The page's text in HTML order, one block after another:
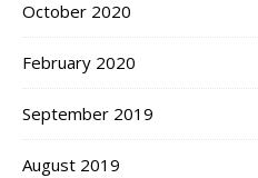
October 2020
February 2020
September 2019
August 2019